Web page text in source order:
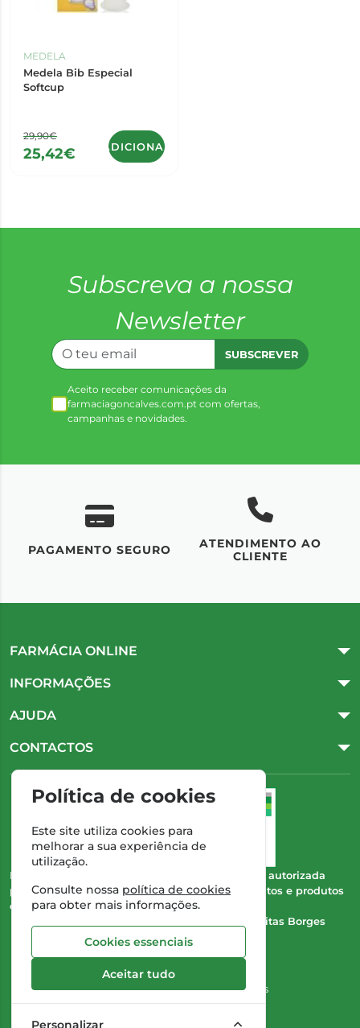
MEDELA
Medela Bib Especial
Softcup
29,90€
25,42€ ADICIONAR
Subscreva a nossa
Newsletter
SUBSCREVER
Aceito receber comunicações da
farmaciagoncalves.com.pt com ofertas,
campanhas e novidades.
PAGAMENTO SEGURO
ATENDIMENTO AO
CLIENTE
FARMÁCIA ONLINE
INFORMAÇÕES
AJUDA
CONTACTOS
Esta farmácia (Farmácia Gonçalves) encontra-se autorizada
pelo INFARMED para a dispensa de medicamentos e produtos
de saúde ao domicílio e através da internet.
Dra. Cristina Marta de Freitas Borges
Gonçalves
©2026 Todos os direitos reservados
Política de cookies
Este site utiliza cookies para
melhorar a sua experiência de
utilização.
Consulte nossa política de cookies
para obter mais informações.
Cookies essenciais
Aceitar tudo
Personalizar